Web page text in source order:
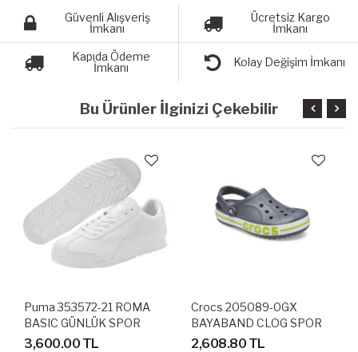
Güvenli Alışveriş
İmkanı
Ücretsiz Kargo
İmkanı
Kapıda Ödeme
İmkanı
Kolay Değişim İmkanı
Bu Ürünler İlginizi Çekebilir
Puma 353572-21 ROMA
BASIC GÜNLÜK SPOR
AYAKKABI
3,600.00 TL
Crocs 205089-0GX
BAYABAND CLOG SPOR
TERLİK SANDALET
2,608.80 TL